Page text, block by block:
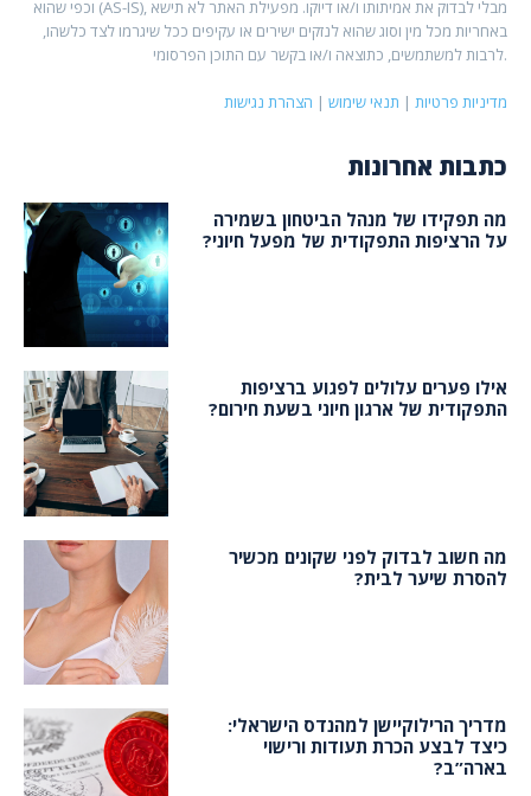
וכפי שהוא (AS-IS), מבלי לבדוק את אמיתותו ו/או דיוקו. מפעילת האתר לא תישא
באחריות מכל מין וסוג שהוא לנזקים ישירים או עקיפים ככל שיגרמו לצד כלשהו,
לרבות למשתמשים, כתוצאה ו/או בקשר עם התוכן הפרסומי.
מדיניות פרטיות | תנאי שימוש | הצהרת נגישות
כתבות אחרונות
מה תפקידו של מנהל הביטחון בשמירה
על הרציפות התפקודית של מפעל חיוני?
אילו פערים עלולים לפגוע ברציפות
התפקודית של ארגון חיוני בשעת חירום?
מה חשוב לבדוק לפני שקונים מכשיר
להסרת שיער לבית?
מדריך הרילוקיישן למהנדס הישראלי:
כיצד לבצע הכרת תעודות ורישוי
בארה”ב?